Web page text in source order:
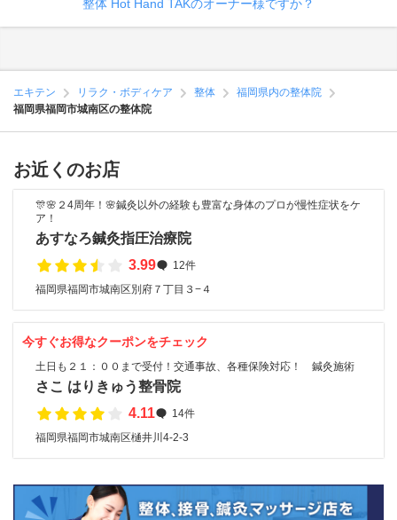
整体 Hot Hand TAKのオーナー様ですか？
エキテン リラク・ボディケア 整体
福岡県内の整体院
福岡県福岡市城南区の整体院
お近くのお店
🎊🌸２4周年！🌸鍼灸以外の経験も豊富な身体のプロが慢性症状をケ
ア！
あすなろ鍼灸指圧治療院
3.99
12件
福岡県福岡市城南区別府７丁目３−４
今すぐお得なクーポンをチェック
土日も２１：００まで受付！交通事故、各種保険対応！ 鍼灸施術
さこ はりきゅう整骨院
4.11
14件
福岡県福岡市城南区樋井川4-2-3